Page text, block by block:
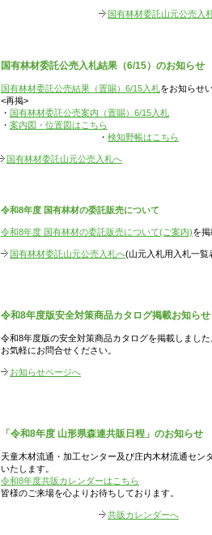
国有林材委託山元公売入
国有林材委託公売入札結果（6/15）のお知らせ
国有林材委託公売結果（置賜）6/15入札をお知らせ
<再掲>
・ 国有林材委託公売案内（置賜）6/15入札
・ 案内図・位置図はこちら
・ 検知野帳はこちら
国有林材委託山元公売入札へ
令和8年度 国有林材の委託販売について
令和8年度 国有林材の委託販売について(ご案内)を掲
国有林材委託山元公売入札へ(山元入札用入札一覧
令和8年度版安全対策商品カタログ掲載お知らせ
令和8年度版の安全対策商品カタログを掲載しました
お気軽にお問合せください。
お知らせページへ
「令和8年度 山形県森連共販日程」のお知らせ
天童木材流通・加工センター及び庄内木材流通セン
いたします。
令和8年度共販カレンダーはこちら
皆様のご来場を心よりお待ちしております。
共販カレンダーへ